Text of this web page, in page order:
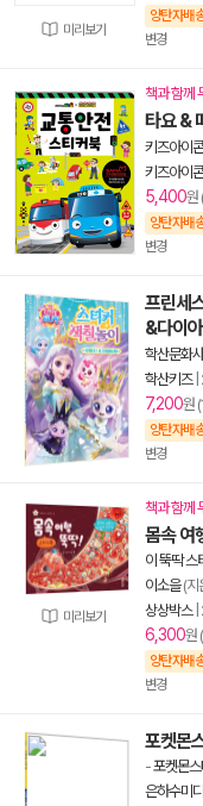
미리보기
양탄자배
변경
책과 함께
타요 &
키즈아이
키즈아이
5,400원
양탄자배
변경
프린세
&다이
학산문화
학산키즈|
7,200원
양탄자배
변경
미리보기
책과 함께
몸속 여
이 뚝딱 스
이소을(지
상상박스|
6,300원
양탄자배
변경
포켓몬
-포켓몬
은하수미